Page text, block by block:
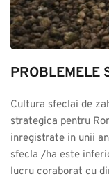
PROBLEMELE
Cultura sfeclai de
strategica pentru
inregistrate in unii
sfecla /ha este
lucru coraborat cu